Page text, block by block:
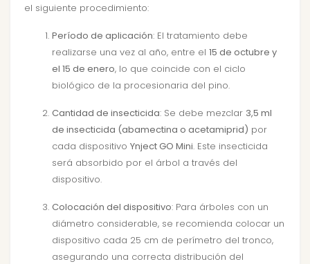
el siguiente procedimiento:
Período de aplicación: El tratamiento debe
realizarse una vez al año, entre el 15 de octubre y
el 15 de enero, lo que coincide con el ciclo
biológico de la procesionaria del pino.
Cantidad de insecticida: Se debe mezclar 3,5 ml
de insecticida (abamectina o acetamiprid) por
cada dispositivo Ynject GO Mini. Este insecticida
será absorbido por el árbol a través del
dispositivo.
Colocación del dispositivo: Para árboles con un
diámetro considerable, se recomienda colocar un
dispositivo cada 25 cm de perímetro del tronco,
asegurando una correcta distribución del